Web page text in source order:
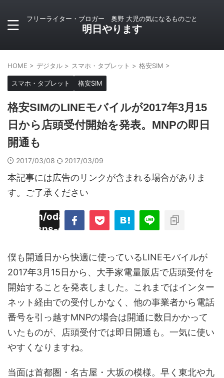
フリーライター・ブロガー 奥野 大児の気になるものごと
明日やります
HOME > デジタル > スマホ・タブレット > 格安SIM >
スマホ・タブレット 格安SIM
格安SIMのLINEモバイルが2017年3月15
日から店頭受付開始を発表。MNPの即日
開通も
2017/03/08 2017/03/09
本記事には広告のリンクが含まれる場合がありま
す。ご了承ください
odaiji.com/public_html/blog/wp-
sns-count-cache/sns-count-
僕も開通日から快適に使っているLINEモバイルが
2017年3月15日から、大手家電量販店で店頭受付を
開始することを発表しました。これまではインター
ネット経由での受付しかなく、他の事業者から電話
番号を引っ越すMNPの場合は開通に数日かかって
いたものが、店頭受付では即日開通も。一気に使い
やすくなりますね。
当面は首都圏・名古屋・大坂の模様。早く東北や九